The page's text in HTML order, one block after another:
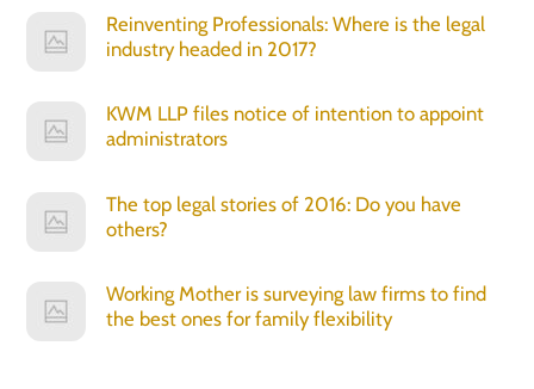
Reinventing Professionals: Where is the legal
industry headed in 2017?
KWM LLP files notice of intention to appoint
administrators
The top legal stories of 2016: Do you have
others?
Working Mother is surveying law firms to find
the best ones for family flexibility